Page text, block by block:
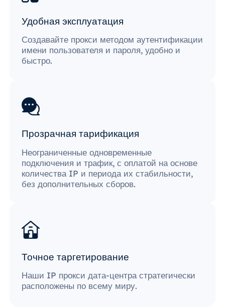
Удобная эксплуатация
Создавайте прокси методом аутентификации
имени пользователя и пароля, удобно и
быстро.
Прозрачная тарификация
Неограниченные одновременные
подключения и трафик, с оплатой на основе
количества IP и периода их стабильности,
без дополнительных сборов.
Точное таргетирование
Наши IP прокси дата-центра стратегически
расположены по всему миру.